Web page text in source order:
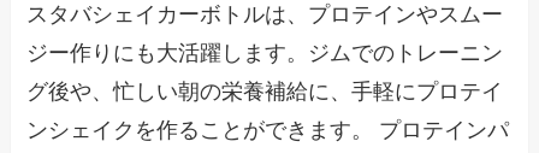
スタバシェイカーボトルは、プロテインやスムー
ジー作りにも大活躍します。ジムでのトレーニン
グ後や、忙しい朝の栄養補給に、手軽にプロテイ
ンシェイクを作ることができます。 プロテインパ